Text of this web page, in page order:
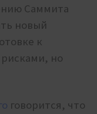
Саммита
новый
к
но
говорится, что